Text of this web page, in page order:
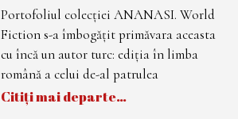
Portofoliul colecției ANANASI. World
Fiction s-a îmbogățit primăvara aceasta
cu încă un autor turc: ediția în limba
română a celui de-al patrulea
Citiți mai departe…